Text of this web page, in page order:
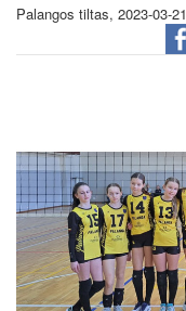
Palangos tiltas, 2023-03-21